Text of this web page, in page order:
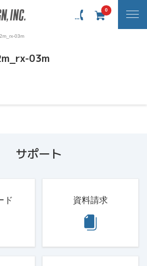
0
03m
03m
サポート
ド 資料請求